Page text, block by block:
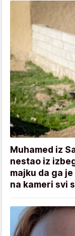
Muhamed iz
nestao iz
majku da ga
na kameri svi